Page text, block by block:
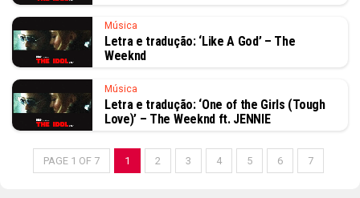
Música
Letra e tradução: ‘Like A God’ – The
Weeknd
Música
Letra e tradução: ‘One of the Girls (Tough
Love)’ – The Weeknd ft. JENNIE
PAGE 1 OF 7 1 2 3 4 5 6 7